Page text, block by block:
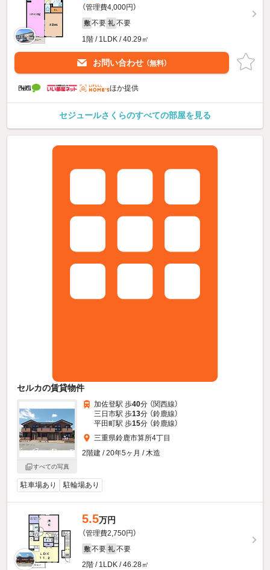
（管理費4,000円）
敷 不要 礼 不要
1階 / 1LDK / 40.29㎡
お問い合わせ （無料）
ほか提供
セジュールさくらのすべての部屋を見る
セルカの賃貸物件
すべての写真
加佐登駅 歩40分 （関西線）
三日市駅 歩13分 （鈴鹿線）
平田町駅 歩15分 （鈴鹿線）
三重県鈴鹿市算所4丁目
2階建 / 20年5ヶ月 / 木造
駐車場あり 駐輪場あり
5.5万円
（管理費2,750円）
敷 不要 礼 不要
2階 / 1LDK / 46.28㎡